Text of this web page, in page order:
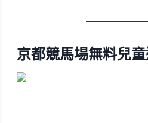
京都競馬場無料兒